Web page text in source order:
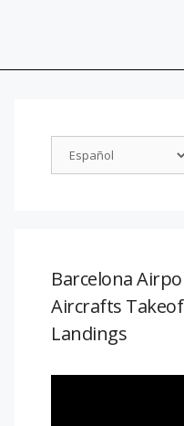
Barcelona
Aircrafts
Landings